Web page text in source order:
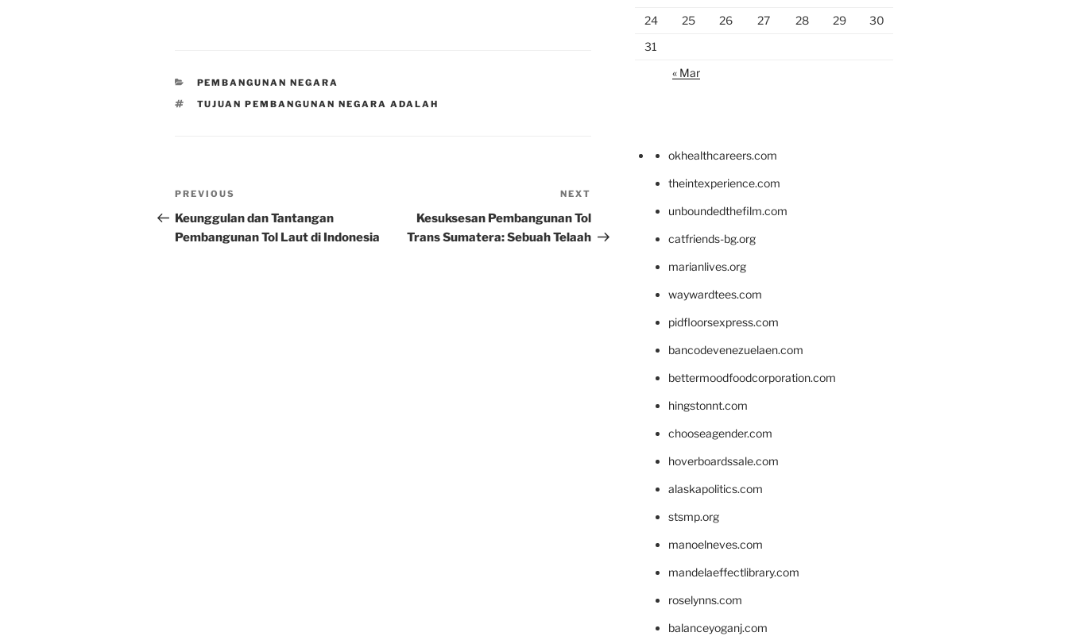
CATEGORIES
PEMBANGUNAN NEGARA
TAGS
TUJUAN PEMBANGUNAN NEGARA ADALAH
Post
navigation
Previous
Post
PREVIOUS
Keunggulan dan Tantangan
Pembangunan Tol Laut di Indonesia
Post
NEXT
Kesuksesan Pembangunan Tol
Trans Sumatera: Sebuah Telaah
24
25 26 27 28 29
30
31
« Mar
okhealthcareers.com
theintexperience.com
unboundedthefilm.com
catfriends-bg.org
marianlives.org
waywardtees.com
pidfloorsexpress.com
bancodevenezuelaen.com
bettermoodfoodcorporation.com
hingstonnt.com
chooseagender.com
hoverboardssale.com
alaskapolitics.com
stsmp.org
manoelneves.com
mandelaeffectlibrary.com
roselynns.com
balanceyoganj.com